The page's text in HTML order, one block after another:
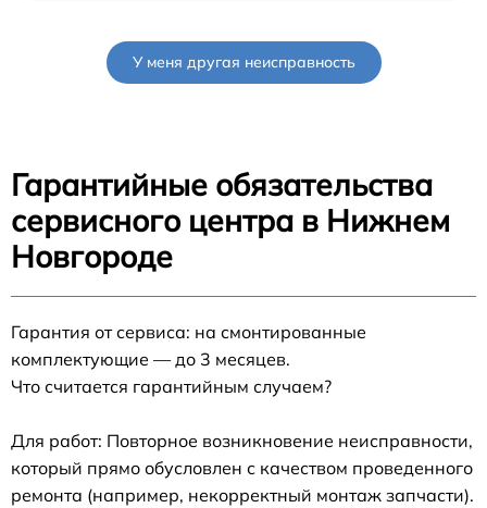
У меня другая неисправность
Гарантийные обязательства
сервисного центра в Нижнем
Новгороде
Гарантия от сервиса: на смонтированные
комплектующие — до 3 месяцев.
Что считается гарантийным случаем?
Для работ: Повторное возникновение неисправности,
который прямо обусловлен с качеством проведенного
ремонта (например, некорректный монтаж запчасти).